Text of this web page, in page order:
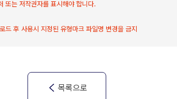
또는 저작권자를 표시해야 합니다.
드 후 사용시 지정된 유형마크 파일명 변경을 금지
목록으로